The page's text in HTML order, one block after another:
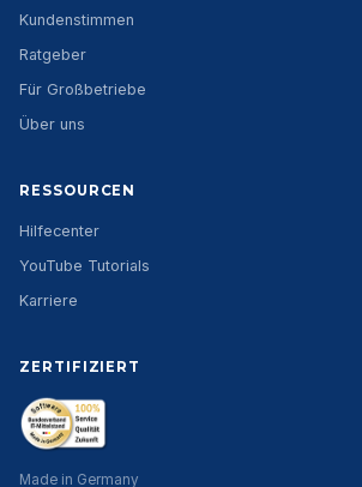
Kundenstimmen
Ratgeber
Für Großbetriebe
Über uns
RESSOURCEN
Hilfecenter
YouTube Tutorials
Karriere
ZERTIFIZIERT
Made in Germany